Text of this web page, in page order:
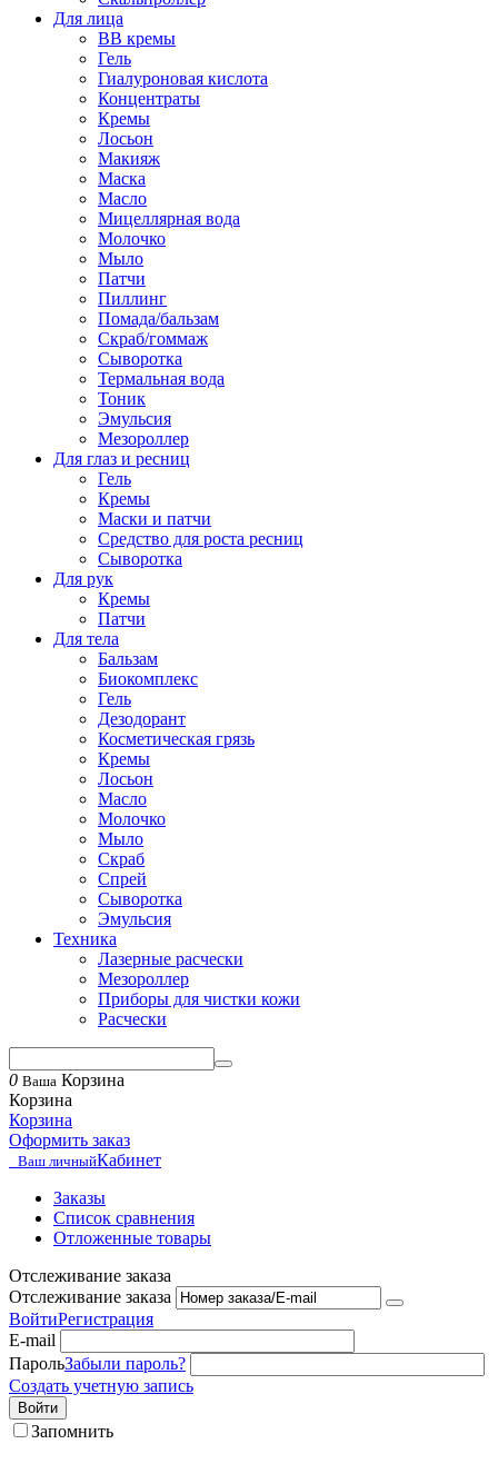
Для лица
BB кремы
Гель
Гиалуроновая кислота
Концентраты
Кремы
Лосьон
Макияж
Маска
Масло
Мицеллярная вода
Молочко
Мыло
Патчи
Пиллинг
Помада/бальзам
Скраб/гоммаж
Сыворотка
Термальная вода
Тоник
Эмульсия
Мезороллер
Для глаз и ресниц
Гель
Кремы
Маски и патчи
Средство для роста ресниц
Сыворотка
Для рук
Кремы
Патчи
Для тела
Бальзам
Биокомплекс
Гель
Дезодорант
Косметическая грязь
Кремы
Лосьон
Масло
Молочко
Мыло
Скраб
Спрей
Сыворотка
Эмульсия
Техника
Лазерные расчески
Мезороллер
Приборы для чистки кожи
Расчески
0 Ваша Корзина
Корзина
Корзина
Оформить заказ
Ваш личныйКабинет
Заказы
Список сравнения
Отложенные товары
Отслеживание заказа
Отслеживание заказа
ВойтиРегистрация
E-mail
ПарольЗабыли пароль?
Создать учетную запись
Войти
Запомнить